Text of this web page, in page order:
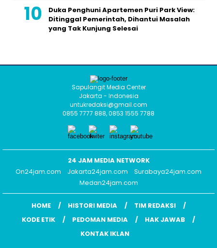
Duka Penghuni Apartemen Puri Park View:
Ditinggal Pemerintah, Dihantui Masalah
yang Tak Kunjung Selesai
Sapulangit Media Center
Jakarta - Indonesia
untukredaksi@gmail.com
0855 7777 888, 0853 1555 7788
24 JAM MEDIA NETWORK
On24jam.com
Jakarta24jam.com
Surabaya24jam.com
Medan24jam.com
HOME HISTORI MEDIA
TIM REDAKSI
KODE ETIK
PEDOMAN MEDIA
HAK JAWAB
KONTAK IKLAN